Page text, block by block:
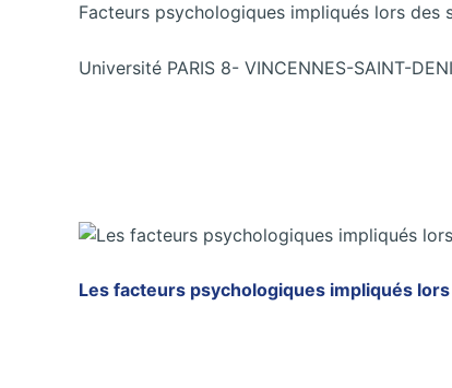
Facteurs psychologiques impliqués lors des
Université PARIS 8- VINCENNES-SAINT-
Les facteurs psychologiques impliqués